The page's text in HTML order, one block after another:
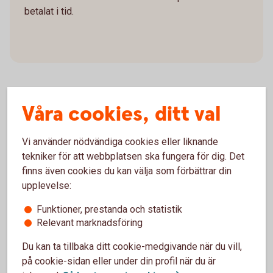
betalat i tid.
Så funkar bankintegrationen
Ny modern betalinfrastruktur i Sverige
Våra cookies, ditt val
Vi använder nödvändiga cookies eller liknande
tekniker för att webbplatsen ska fungera för dig. Det
finns även cookies du kan välja som förbättrar din
upplevelse:
Funktioner, prestanda och statistik
Relevant marknadsföring
Du kan ta tillbaka ditt cookie-medgivande när du vill,
på cookie-sidan eller under din profil när du är